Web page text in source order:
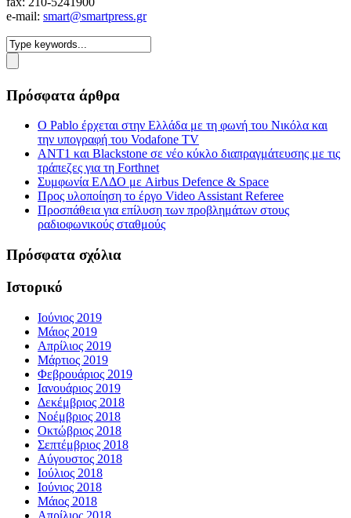
e-mail: smart@smartpress.gr
Πρόσφατα άρθρα
Ο Pablo έρχεται στην Ελλάδα με τη φωνή του Νικόλα και
την υπογραφή του Vodafone TV
ΑΝΤ1 και Blackstone σε νέο κύκλο διαπραγμάτευσης με τις
τράπεζες για τη Forthnet
Συμφωνία ΕΛΔΟ με Airbus Defence & Space
Προς υλοποίηση το έργο Video Assistant Referee
Προσπάθεια για επίλυση των προβλημάτων στους
ραδιοφωνικούς σταθμούς
Πρόσφατα σχόλια
Ιστορικό
Ιούνιος 2019
Μάιος 2019
Απρίλιος 2019
Μάρτιος 2019
Φεβρουάριος 2019
Ιανουάριος 2019
Δεκέμβριος 2018
Νοέμβριος 2018
Οκτώβριος 2018
Σεπτέμβριος 2018
Αύγουστος 2018
Ιούλιος 2018
Ιούνιος 2018
Μάιος 2018
Απρίλιος 2018